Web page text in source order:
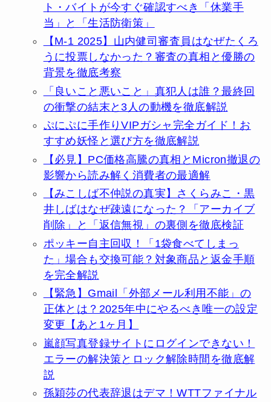
ト・バイトが今すぐ確認すべき「休業手
当」と「生活防衛策」
【M-1 2025】山内健司審査員はなぜたくろ
うに投票しなかった？審査の真相と優勝の
背景を徹底考察
「良いこと悪いこと」真犯人は誰？最終回
の衝撃の結末と3人の動機を徹底解説
ぷにぷに手作りVIPガシャ完全ガイド！お
すすめ妖怪と選び方を徹底解説
【必見】PC価格高騰の真相とMicron撤退の
影響から読み解く消費者の最適解
【みこしば不仲説の真実】さくらみこ・黒
井しばはなぜ疎遠になった？「アーカイブ
削除」と「返信無視」の裏側を徹底検証
ポッキー自主回収！「1袋食べてしまっ
た」場合も交換可能？対象商品と返金手順
を完全解説
【緊急】Gmail「外部メール利用不能」の
正体とは？2025年中にやるべき唯一の設定
変更【あと1ヶ月】
嵐顔写真登録サイトにログインできない！
エラーの解決策とロック解除時間を徹底解
説
孫穎莎の代表辞退はデマ！WTTファイナル